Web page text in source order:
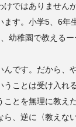
ではありません
す。小学5、6年
幼稚園で教える
です。だから、
ことは受け入れ
とを無理に教え
、逆に〈教えな